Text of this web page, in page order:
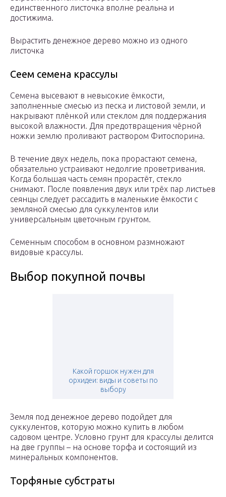
единственного листочка вполне реальна и
достижима.
Вырастить денежное дерево можно из одного
листочка
Сеем семена крассулы
Семена высевают в невысокие ёмкости,
заполненные смесью из песка и листовой земли, и
накрывают плёнкой или стеклом для поддержания
высокой влажности. Для предотвращения чёрной
ножки землю проливают раствором Фитоспорина.
В течение двух недель, пока прорастают семена,
обязательно устраивают недолгие проветривания.
Когда большая часть семян прорастёт, стекло
снимают. После появления двух или трёх пар листьев
сеянцы следует рассадить в маленькие ёмкости с
земляной смесью для суккулентов или
универсальным цветочным грунтом.
Семенным способом в основном размножают
видовые крассулы.
Выбор покупной почвы
Какой горшок нужен для
орхидеи: виды и советы по
выбору
Земля под денежное дерево подойдет для
суккулентов, которую можно купить в любом
садовом центре. Условно грунт для крассулы делится
на две группы – на основе торфа и состоящий из
минеральных компонентов.
Торфяные субстраты